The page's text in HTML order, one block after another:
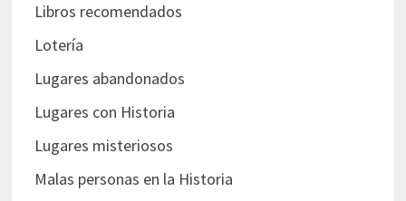
Libros recomendados
Lotería
Lugares abandonados
Lugares con Historia
Lugares misteriosos
Malas personas en la Historia